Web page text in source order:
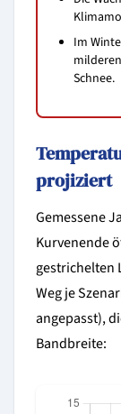
Im
Schnee.
projiziert
Gemessene
Kurvenende
gestrichelten
Weg je
angepasst),
Bandbreite: